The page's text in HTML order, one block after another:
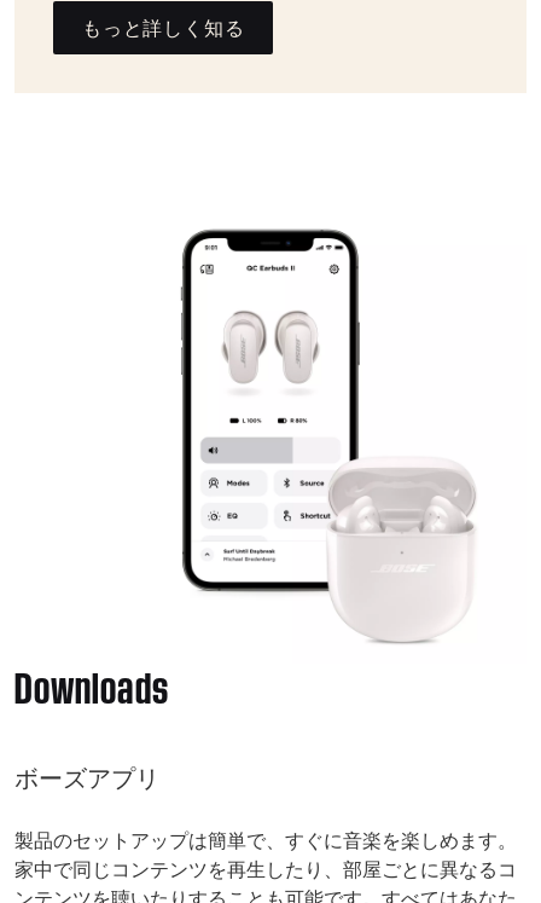
もっと詳しく知る
Downloads
ボーズアプリ
製品のセットアップは簡単で、すぐに音楽を楽しめます。
家中で同じコンテンツを再生したり、部屋ごとに異なるコ
ンテンツを聴いたりすることも可能です。すべてはあなた